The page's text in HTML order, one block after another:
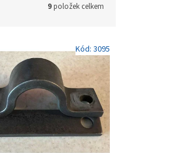
9položek celkem
Kód: 3095